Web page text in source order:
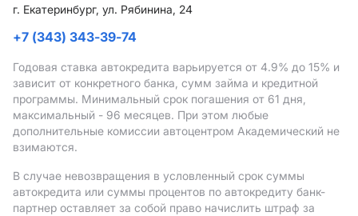
г. Екатеринбург, ул. Рябинина, 24
+7 (343) 343-39-74
Годовая ставка автокредита варьируется от 4.9% до 15% и
зависит от конкретного банка, сумм займа и кредитной
программы. Минимальный срок погашения от 61 дня,
максимальный - 96 месяцев. При этом любые
дополнительные комиссии автоцентром Академический не
взимаются.
В случае невозвращения в условленный срок суммы
автокредита или суммы процентов по автокредиту банк-
партнер оставляет за собой право начислить штраф за